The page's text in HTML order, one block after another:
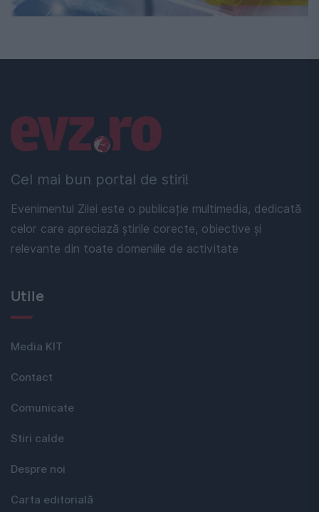
Cel mai bun portal de stiri!
Evenimentul Zilei este o publicație multimedia, dedicată
celor care apreciază știrile corecte, obiective și
relevante din toate domeniile de activitate
Linkuri utile
Utile
Media KIT
Contact
Comunicate
Stiri calde
Despre noi
Carta editorială